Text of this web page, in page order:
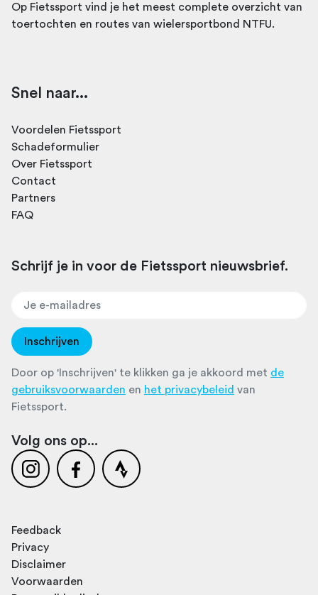
Op Fietssport vind je het meest complete overzicht van
toertochten en routes van wielersportbond NTFU.
Snel naar...
Voordelen Fietssport
Schadeformulier
Over Fietssport
Contact
Partners
FAQ
Schrijf je in voor de Fietssport nieuwsbrief.
Inschrijven
Door op 'Inschrijven' te klikken ga je akkoord met de
gebruiksvoorwaarden en het privacybeleid van
Fietssport.
Volg ons op...
Feedback
Privacy
Disclaimer
Voorwaarden